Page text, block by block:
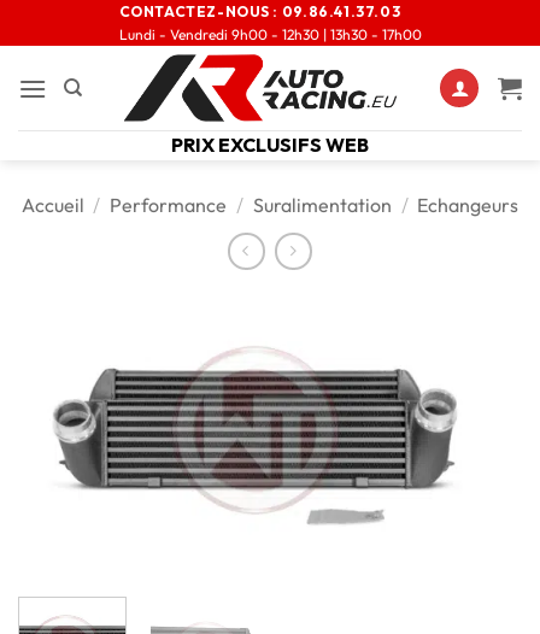
CONTACTEZ-NOUS : 09.86.41.37.03
Lundi - Vendredi 9h00 - 12h30 | 13h30 - 17h00
PRIX EXCLUSIFS WEB
Accueil / Performance / Suralimentation / Echangeurs